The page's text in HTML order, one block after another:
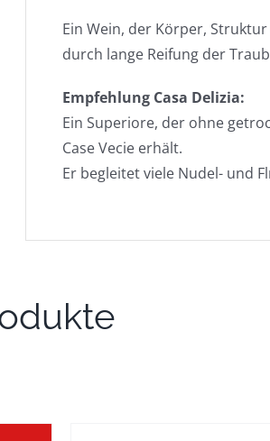
Ein Wein, der Körper,
durch lange Reifung der
Empfehlung Casa Delizia:
Ein Superiore, der ohne
Case Vecie erhält.
Er begleitet viele Nudel- und